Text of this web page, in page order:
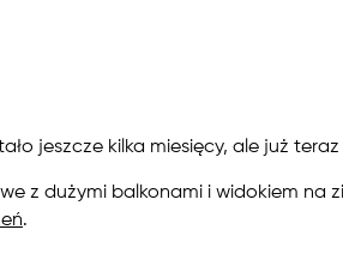
jeszcze kilka miesięcy, ale już
z dużymi balkonami i widokiem na
.